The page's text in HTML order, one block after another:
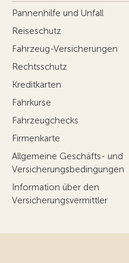
Pannenhilfe und Unfall
Reiseschutz
Fahrzeug-Versicherungen
Rechtsschutz
Kreditkarten
Fahrkurse
Fahrzeugchecks
Firmenkarte
Allgemeine Geschäfts- und
Versicherungsbedingungen
Information über den
Versicherungsvermittler